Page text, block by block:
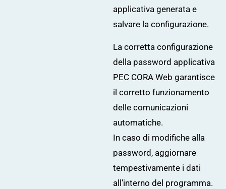
applicativa generata e
salvare la configurazione.
La corretta configurazione
della password applicativa
PEC CORA Web garantisce
il corretto funzionamento
delle comunicazioni
automatiche.
In caso di modifiche alla
password, aggiornare
tempestivamente i dati
all’interno del programma.